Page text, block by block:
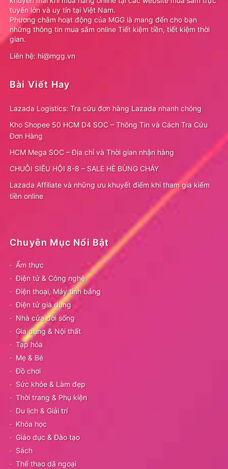
tuyến lớn và uy tín tại Việt Nam.
Phương châm hoạt động của MGG là mang đến cho bạn
những thông tin mua sắm online Tiết kiệm tiền, tiết kiệm thời
gian.
Liên hệ: hi@mgg.vn
Bài Viết Hay
Lazada Logistics: Tra cứu đơn hàng Lazada nhanh chóng
Kho Shopee 50 HCM D4 SOC – Thông Tin và Cách Tra Cứu
Đơn Hàng
HCM Mega SOC – Địa chỉ và Thời gian nhận hàng
CHUỖI SIÊU HỘI 8-8 – SALE HÈ BÙNG CHÁY
Lazada Affiliate và những ưu khuyết điểm khi tham gia kiếm
tiền online
Chuyên Mục Nổi Bật
Ẩm thực
Điện tử & Công nghệ
Điện thoại, Máy tính bảng
Điện tử gia dụng
Nhà cửa đời sống
Gia dụng & Nội thất
Tạp hóa
Mẹ & Bé
Đồ chơi
Sức khỏe & Làm đẹp
Thời trang & Phụ kiện
Du lịch & Giải trí
Khóa học
Giáo dục & Đào tạo
Sách
Thể thao dã ngoại